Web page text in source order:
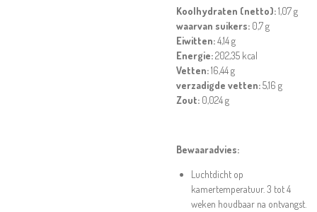
Koolhydraten (netto):1,07 g
waarvan suikers: 0,7 g
Eiwitten:4,14 g
Energie:202,35 kcal
Vetten:16,44 g
verzadigde vetten:5,16 g
Zout: 0,024 g
Bewaaradvies:
Luchtdicht op
kamertemperatuur. 3 tot 4
weken houdbaar na ontvangst.